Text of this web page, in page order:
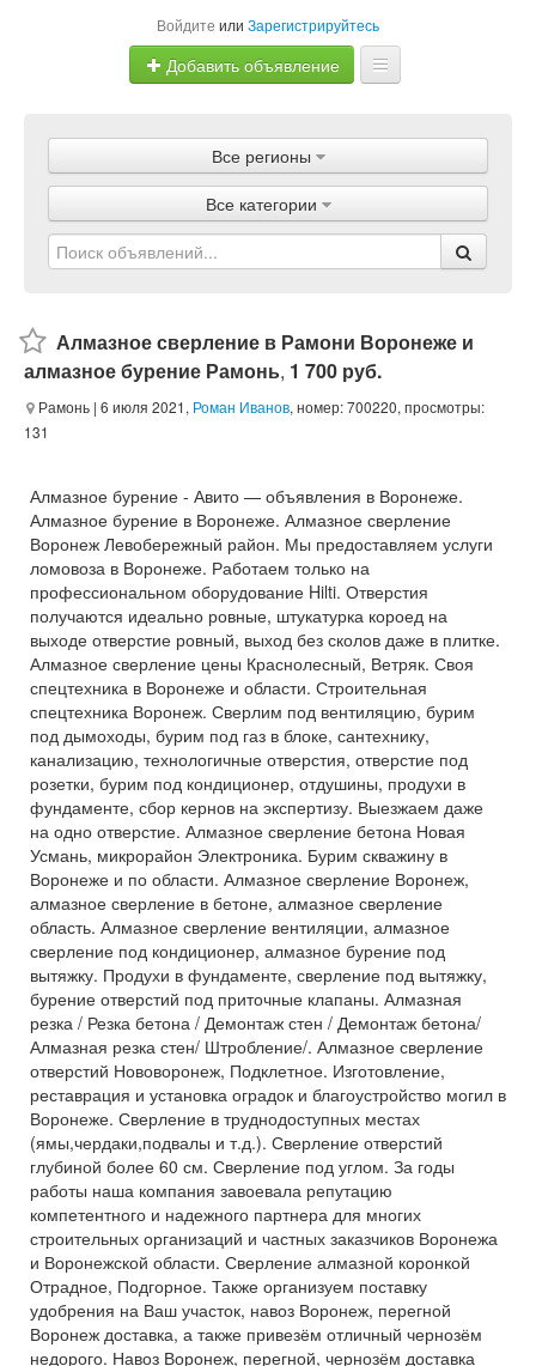
Войдите или Зарегистрируйтесь
Добавить объявление
Объявления
Магазины
Услуги
Все регионы
Все категории
Алмазное сверление в Рамони Воронеже и
алмазное бурение Рамонь, 1 700 руб.
Рамонь | 6 июля 2021, Роман Иванов, номер: 700220, просмотры:
131
Алмазное бурение - Авито — объявления в Воронеже.
Алмазное бурение в Воронеже. Алмазное сверление
Воронеж Левобережный район. Мы предоставляем услуги
ломовоза в Воронеже. Работаем только на
профессиональном оборудование Hilti. Отверстия
получаются идеально ровные, штукатурка короед на
выходе отверстие ровный, выход без сколов даже в плитке.
Алмазное сверление цены Краснолесный, Ветряк. Своя
спецтехника в Воронеже и области. Строительная
спецтехника Воронеж. Сверлим под вентиляцию, бурим
под дымоходы, бурим под газ в блоке, сантехнику,
канализацию, технологичные отверстия, отверстие под
розетки, бурим под кондиционер, отдушины, продухи в
фундаменте, сбор кернов на экспертизу. Выезжаем даже
на одно отверстие. Алмазное сверление бетона Новая
Усмань, микрорайон Электроника. Бурим скважину в
Воронеже и по области. Алмазное сверление Воронеж,
алмазное сверление в бетоне, алмазное сверление
область. Алмазное сверление вентиляции, алмазное
сверление под кондиционер, алмазное бурение под
вытяжку. Продухи в фундаменте, сверление под вытяжку,
бурение отверстий под приточные клапаны. Алмазная
резка / Резка бетона / Демонтаж стен / Демонтаж бетона/
Алмазная резка стен/ Штробление/. Алмазное сверление
отверстий Нововоронеж, Подклетное. Изготовление,
реставрация и установка оградок и благоустройство могил в
Воронеже. Сверление в труднодоступных местах
(ямы,чердаки,подвалы и т.д.). Сверление отверстий
глубиной более 60 см. Сверление под углом. За годы
работы наша компания завоевала репутацию
компетентного и надежного партнера для многих
строительных организаций и частных заказчиков Воронежа
и Воронежской области. Сверление алмазной коронкой
Отрадное, Подгорное. Также организуем поставку
удобрения на Ваш участок, навоз Воронеж, перегной
Воронеж доставка, а также привезём отличный чернозём
недорого. Навоз Воронеж, перегной, чернозём доставка